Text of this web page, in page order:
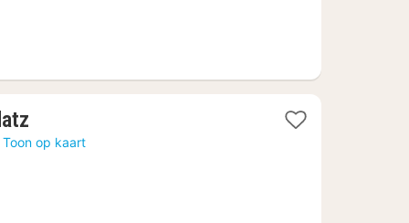
nachten
Toon op kaart